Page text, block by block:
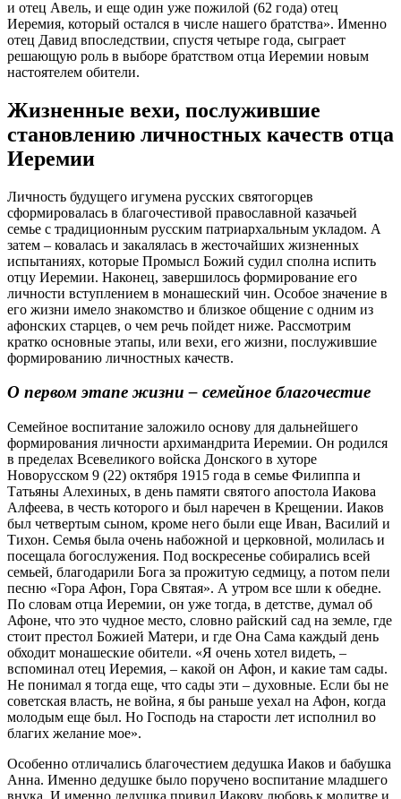
и отец Авель, и еще один уже пожилой (62 года) отец
Иеремия, который остался в числе нашего братства». Именно
отец Давид впоследствии, спустя четыре года, сыграет
решающую роль в выборе братством отца Иеремии новым
настоятелем обители.
Жизненные вехи, послужившие
становлению личностных качеств отца
Иеремии
Личность будущего игумена русских святогорцев
сформировалась в благочестивой православной казачьей
семье с традиционным русским патриархальным укладом. А
затем – ковалась и закалялась в жесточайших жизненных
испытаниях, которые Промысл Божий судил сполна испить
отцу Иеремии. Наконец, завершилось формирование его
личности вступлением в монашеский чин. Особое значение в
его жизни имело знакомство и близкое общение с одним из
афонских старцев, о чем речь пойдет ниже. Рассмотрим
кратко основные этапы, или вехи, его жизни, послужившие
формированию личностных качеств.
О первом этапе жизни – семейное благочестие
Семейное воспитание заложило основу для дальнейшего
формирования личности архимандрита Иеремии. Он родился
в пределах Всевеликого войска Донского в хуторе
Новорусском 9 (22) октября 1915 года в семье Филиппа и
Татьяны Алехиных, в день памяти святого апостола Иакова
Алфеева, в честь которого и был наречен в Крещении. Иаков
был четвертым сыном, кроме него были еще Иван, Василий и
Тихон. Семья была очень набожной и церковной, молилась и
посещала богослужения. Под воскресенье собирались всей
семьей, благодарили Бога за прожитую седмицу, а потом пели
песню «Гора Афон, Гора Святая». А утром все шли к обедне.
По словам отца Иеремии, он уже тогда, в детстве, думал об
Афоне, что это чудное место, словно райский сад на земле, где
стоит престол Божией Матери, и где Она Сама каждый день
обходит монашеские обители. «Я очень хотел видеть, –
вспоминал отец Иеремия, – какой он Афон, и какие там сады.
Не понимал я тогда еще, что сады эти – духовные. Если бы не
советская власть, не война, я бы раньше уехал на Афон, когда
молодым еще был. Но Господь на старости лет исполнил во
благих желание мое».
Особенно отличались благочестием дедушка Иаков и бабушка
Анна. Именно дедушке было поручено воспитание младшего
внука. И именно дедушка привил Иакову любовь к молитве и